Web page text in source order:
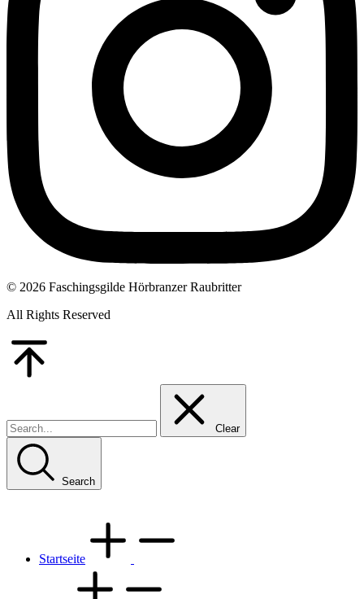
© 2026 Faschingsgilde Hörbranzer Raubritter
All Rights Reserved
Clear
Search
Startseite